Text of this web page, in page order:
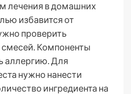
лечения в домашних
избавится от
проверить
смесей. Компоненты
аллергию. Для
нужно нанести
ингредиента на